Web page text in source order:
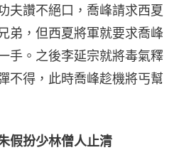
夫讚不絕口，喬峰請求西夏
弟，但西夏將軍就要求喬峰
手。之後李延宗就將毒氣釋
不得，此時喬峰趁機將丐幫
假扮少林僧人止清